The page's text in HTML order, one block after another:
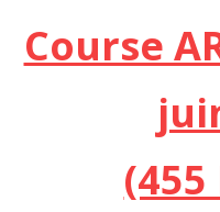
Course